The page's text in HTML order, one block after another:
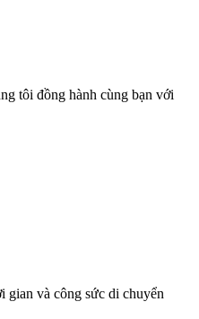
tôi đồng hành cùng bạn với
gian và công sức di chuyển